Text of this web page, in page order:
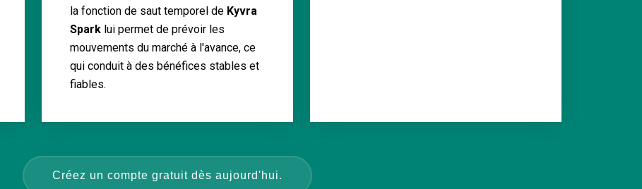
la fonction de saut temporel de Kyvra
Spark lui permet de prévoir les
mouvements du marché à l'avance, ce
qui conduit à des bénéfices stables et
fiables.
Créez un compte gratuit dès aujourd'hui.